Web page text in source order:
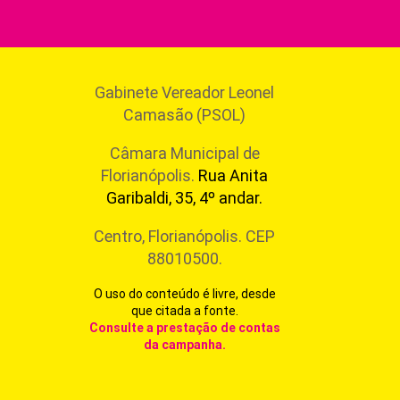
Gabinete Vereador Leonel
Camasão (PSOL)
Câmara Municipal de
Florianópolis. Rua Anita
Garibaldi, 35, 4º andar.
Centro, Florianópolis. CEP
88010500.
O uso do conteúdo é livre, desde
que citada a fonte.
Consulte a prestação de contas
da campanha.